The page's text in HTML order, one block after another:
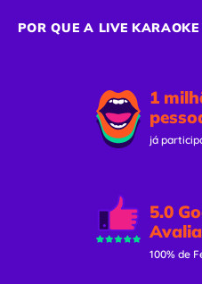
POR QUE A LIVE
1
já
5.0
100% de